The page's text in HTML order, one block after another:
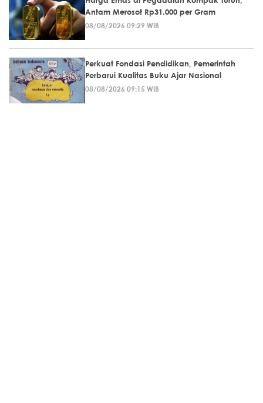
Antam Merosot Rp31.000 per Gram
08/08/2026 09:29 WIB
Perkuat Fondasi Pendidikan, Pemerintah
Perbarui Kualitas Buku Ajar Nasional
08/08/2026 09:15 WIB